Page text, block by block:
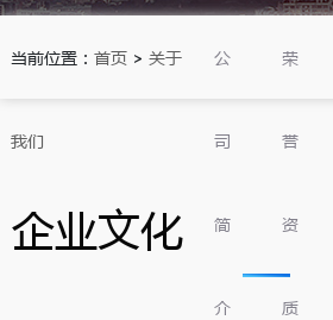
当前位置： 首页> 关于
我们
公
司
简
介
荣
誉
资
质
企业文化